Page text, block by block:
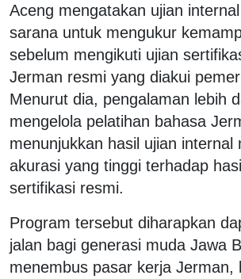
Aceng mengatakan ujian
sarana untuk mengukur
sebelum mengikuti ujian
Jerman resmi yang diakui
Menurut dia, pengalaman lebih
mengelola pelatihan bahasa
menunjukkan hasil ujian internal
akurasi yang tinggi terhadap
sertifikasi resmi.
Program tersebut diharapkan
jalan bagi generasi muda Jawa
menembus pasar kerja Jerman,